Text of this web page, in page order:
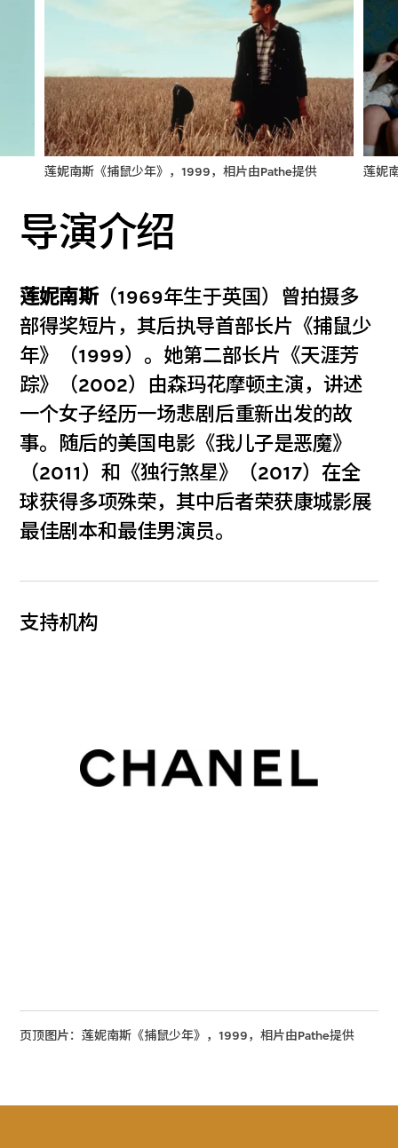
莲妮南斯《捕鼠少年》，1999，相片由Pathe提供 莲妮
导演介绍
莲妮南斯（1969年生于英国）曾拍摄多
部得奖短片，其后执导首部长片《捕鼠少
年》（1999）。她第二部长片《天涯芳
踪》（2002）由森玛花摩顿主演，讲述
一个女子经历一场悲剧后重新出发的故
事。随后的美国电影《我儿子是恶魔》
（2011）和《独行煞星》（2017）在全
球获得多项殊荣，其中后者荣获康城影展
最佳剧本和最佳男演员。
支持机构
页顶图片：莲妮南斯《捕鼠少年》，1999，相片由Pathe提供